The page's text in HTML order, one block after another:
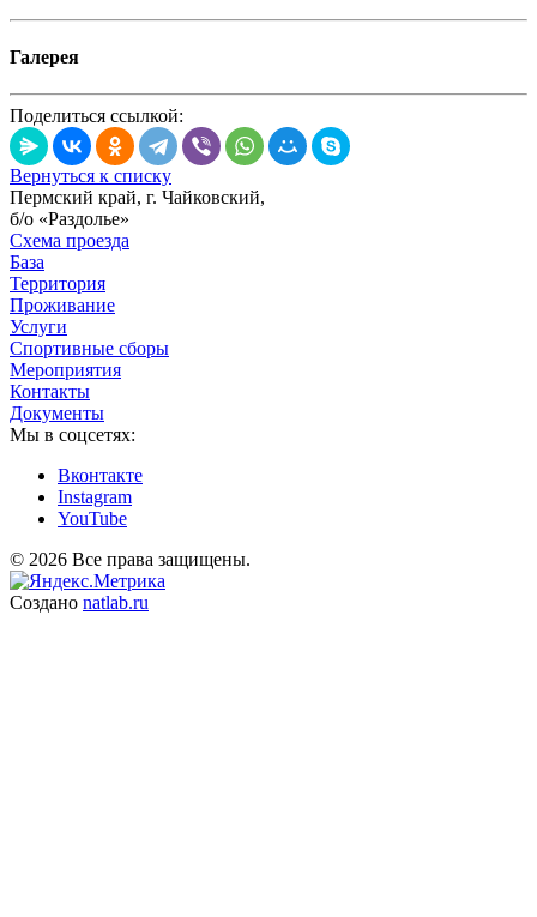
Галерея
Поделиться ссылкой:
Вернуться к списку
Пермский край, г. Чайковский,
б/о «Раздолье»
Схема проезда
База
Территория
Проживание
Услуги
Спортивные сборы
Мероприятия
Контакты
Документы
Мы в соцсетях:
Вконтакте
Instagram
YouTube
© 2026 Все права защищены.
Создано natlab.ru